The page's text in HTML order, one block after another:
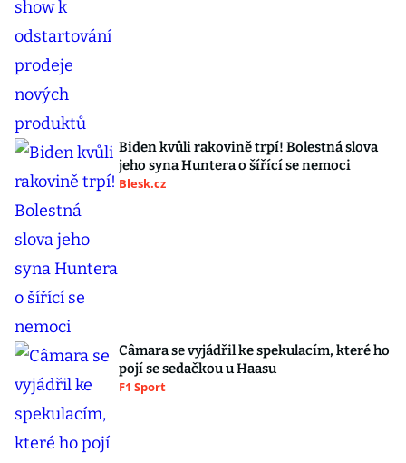
Biden kvůli rakovině trpí! Bolestná slova
jeho syna Huntera o šířící se nemoci
Blesk.cz
Câmara se vyjádřil ke spekulacím, které ho
pojí se sedačkou u Haasu
F1 Sport